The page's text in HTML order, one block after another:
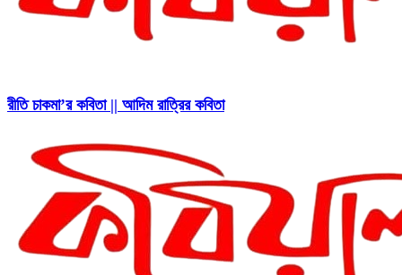
রীতি চাকমা’র কবিতা || আদিম রাত্রির কবিতা